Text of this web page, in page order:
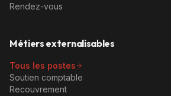
Rendez-vous
Métiers externalisables
Tous les postes
Soutien comptable
Recouvrement